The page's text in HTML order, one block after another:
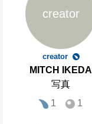
creator
creator
MITCH IKEDA
写真
1
1